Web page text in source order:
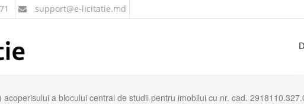
support@e-licitatie.md
a blocului central de studii pentru imobilui cu nr. cad.